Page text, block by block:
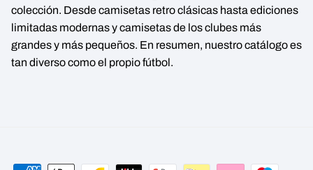
colección. Desde camisetas retro clásicas hasta ediciones
limitadas modernas y camisetas de los clubes más
grandes y más pequeños. En resumen, nuestro catálogo es
tan diverso como el propio fútbol.